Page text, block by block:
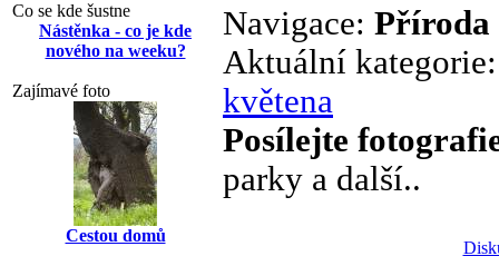
Co se kde šustne
Nástěnka - co je kde
nového na weeku?
Zajímavé foto
Cestou domů
Navigace: Příroda
Aktuální
květena
Posílejte
parky a další..